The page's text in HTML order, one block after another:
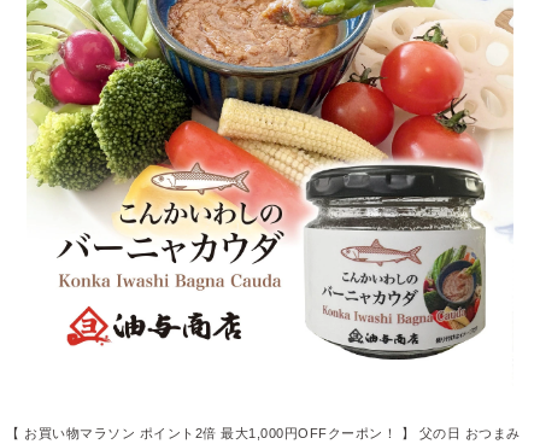
【 お買い物マラソン ポイント2倍 最大1,000円OFFクーポン！ 】 父の日 おつまみ